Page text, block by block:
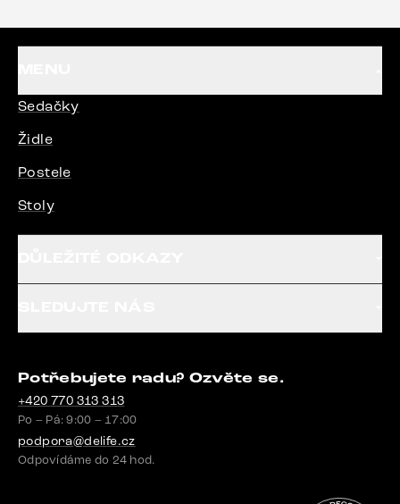
Sedačky
Židle
Postele
Stoly
Potřebujete radu? Ozvěte se.
+420 770 313 313
Po – Pá: 9:00 – 17:00
podpora@delife.cz
Odpovídáme do 24 hod.